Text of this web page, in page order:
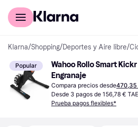
Comprar con Klarna
Klarna/Shopping/Deportes y Aire libre/
Popular
Wahoo Rollo Smart
Engranaje
Compara precios desde470,35
Desde 3 pagos de 156,78 €
Prueba pagos flexibles*